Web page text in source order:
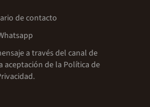
de contacto
a través del canal de
aceptación de la Política de